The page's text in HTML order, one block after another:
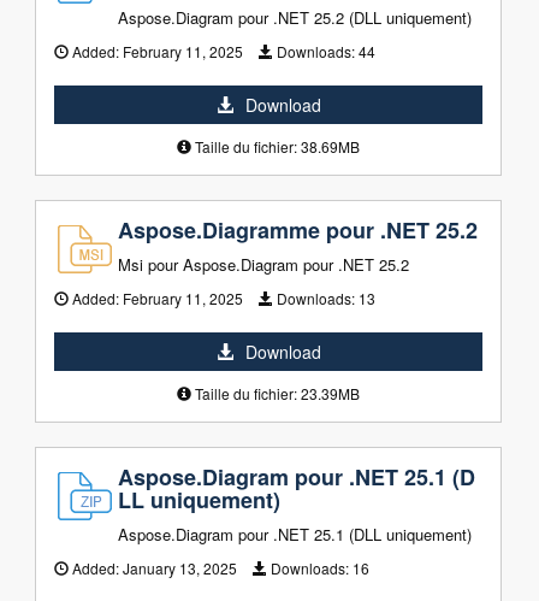
Aspose.Diagram pour .NET 25.2 (DLL uniquement)
Added: February 11, 2025 Downloads:44
Download
Taille du fichier: 38.69MB
Aspose.Diagramme pour .NET 25.2
Msi pour Aspose.Diagram pour .NET 25.2
Added: February 11, 2025 Downloads: 13
Download
Taille du fichier: 23.39MB
Aspose.Diagram pour .NET 25.1 (D
LL uniquement)
Aspose.Diagram pour .NET 25.1 (DLL uniquement)
Added:January 13, 2025 Downloads: 16